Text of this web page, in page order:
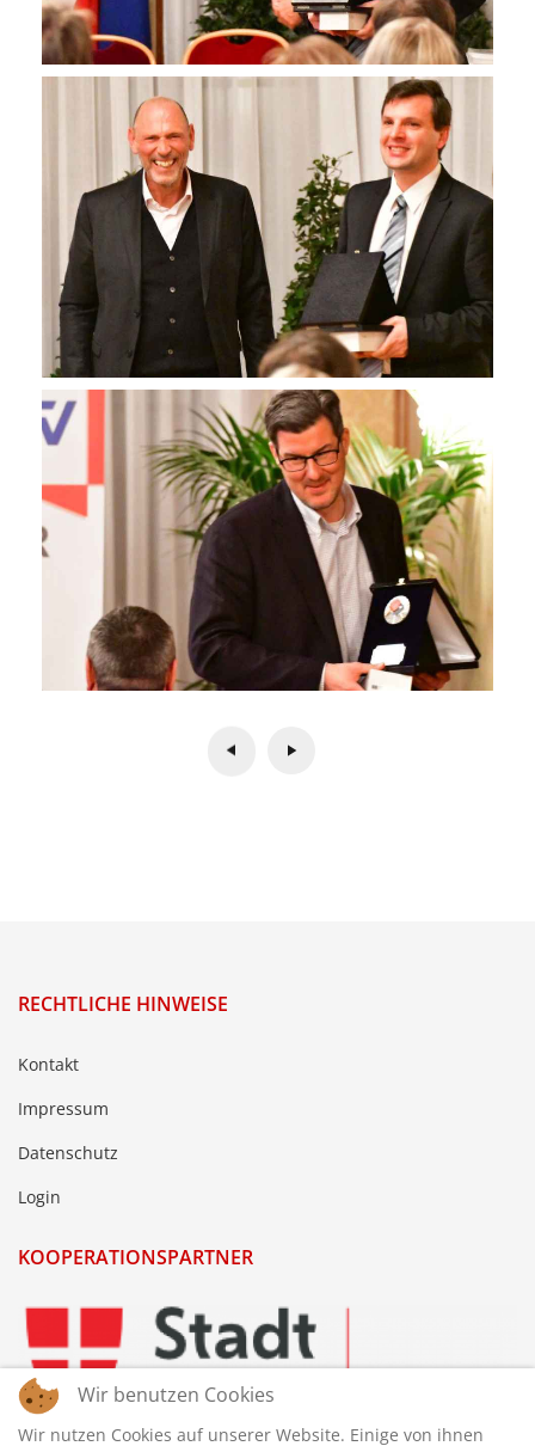
RECHTLICHE HINWEISE
Kontakt
Impressum
Datenschutz
Login
KOOPERATIONSPARTNER
Wir benutzen Cookies
Wir nutzen Cookies auf unserer Website. Einige von ihnen